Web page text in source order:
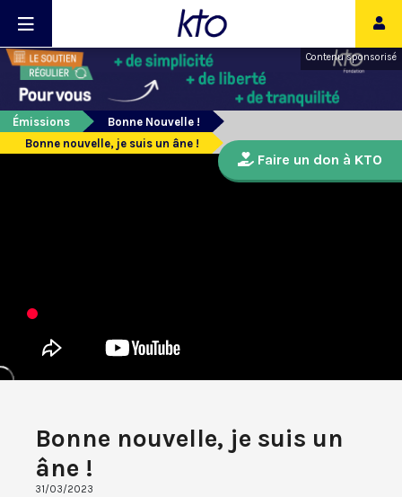
Contenu sponsorisé
Émissions
Bonne Nouvelle !
Bonne nouvelle, je suis un âne !
Bonne nouvelle, je suis un
âne !
31/03/2023
Faire un don à KTO